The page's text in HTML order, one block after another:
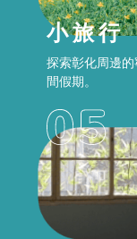
小旅行
探索彰化周邊
間假期。